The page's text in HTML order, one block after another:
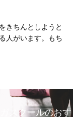
きちんとしようと
人がいます。もち
スクールのおす